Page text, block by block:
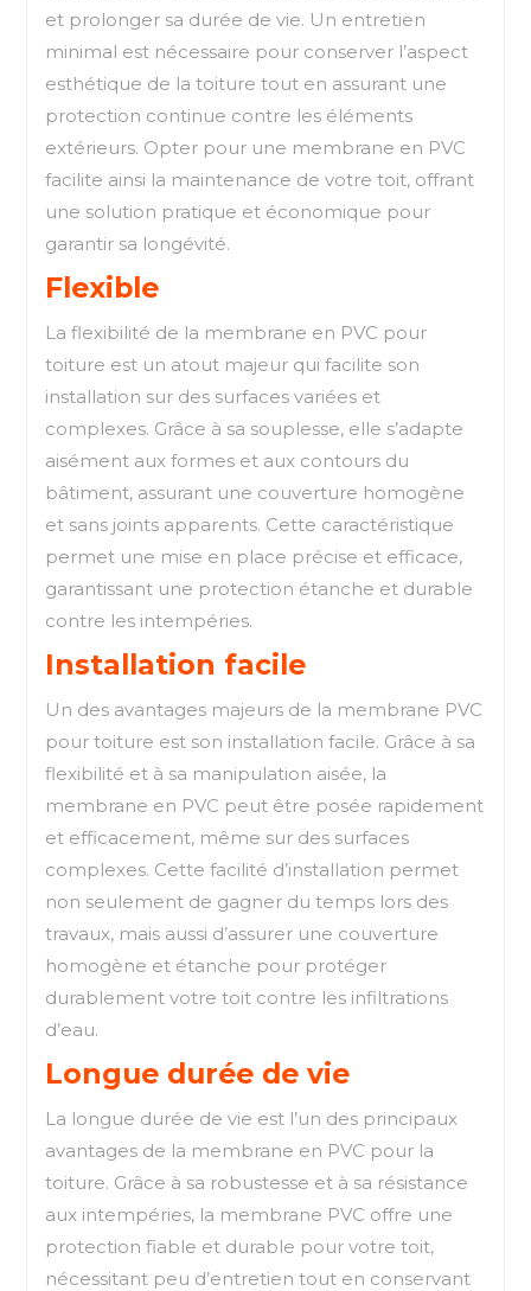
et prolonger sa durée de vie. Un entretien
minimal est nécessaire pour conserver l’aspect
esthétique de la toiture tout en assurant une
protection continue contre les éléments
extérieurs. Opter pour une membrane en PVC
facilite ainsi la maintenance de votre toit, offrant
une solution pratique et économique pour
garantir sa longévité.
Flexible
La flexibilité de la membrane en PVC pour
toiture est un atout majeur qui facilite son
installation sur des surfaces variées et
complexes. Grâce à sa souplesse, elle s’adapte
aisément aux formes et aux contours du
bâtiment, assurant une couverture homogène
et sans joints apparents. Cette caractéristique
permet une mise en place précise et efficace,
garantissant une protection étanche et durable
contre les intempéries.
Installation facile
Un des avantages majeurs de la membrane PVC
pour toiture est son installation facile. Grâce à sa
flexibilité et à sa manipulation aisée, la
membrane en PVC peut être posée rapidement
et efficacement, même sur des surfaces
complexes. Cette facilité d’installation permet
non seulement de gagner du temps lors des
travaux, mais aussi d’assurer une couverture
homogène et étanche pour protéger
durablement votre toit contre les infiltrations
d’eau.
Longue durée de vie
La longue durée de vie est l’un des principaux
avantages de la membrane en PVC pour la
toiture. Grâce à sa robustesse et à sa résistance
aux intempéries, la membrane PVC offre une
protection fiable et durable pour votre toit,
nécessitant peu d’entretien tout en conservant